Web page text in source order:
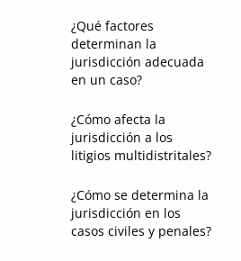
¿Qué factores
determinan la
jurisdicción adecuada
en un caso?
¿Cómo afecta la
jurisdicción a los
litigios multidistritales?
¿Cómo se determina la
jurisdicción en los
casos civiles y penales?